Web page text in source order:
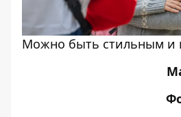
Можно быть стильным и